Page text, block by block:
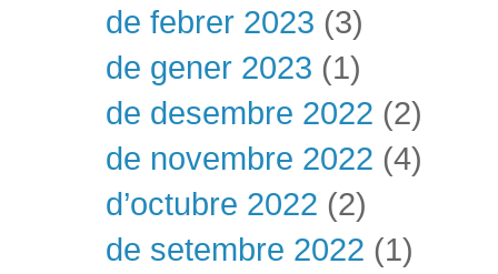
de febrer 2023 (3)
de gener 2023 (1)
de desembre 2022 (2)
de novembre 2022 (4)
d’octubre 2022 (2)
de setembre 2022 (1)